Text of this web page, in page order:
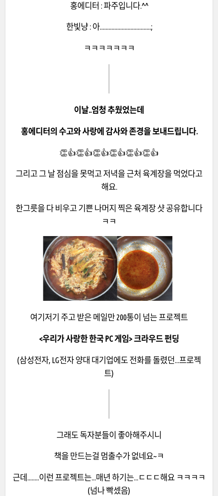
홍에디터 : 파주입니다.^^
한빛냥 : 아...................................;
ㅋㅋㅋㅋㅋㅋㅋ
이날..엄청 추웠었는데
홍에디터의 수고와 사랑에 감사와 존경을 보내드립니다.
👏👍👏👍👏👍👏👍👏👍👏👍
그리고 그 날 점심을 못먹고 저녁을 근처 육계장을 먹었다고
해요.
한그릇을 다 비우고 기쁜 나머지 찍은 육계장 샷 공유합니다
ㅋㅋ
여기저기 주고 받은 메일만 200통이 넘는 프로젝트
<우리가 사랑한 한국 PC 게임> 크라우드 펀딩
(삼성전자, LG전자 양대 대기업에도 전화를 돌렸던...프로젝
트)
그래도 독자분들이 좋아해주시니
책을 만드는걸 멈출수가 없네요~ㅋ
근데........이런 프로젝트는...매년 하기는...ㄷㄷㄷ해요 ㅋㅋㅋㅋ
(넘나 빡셌음)